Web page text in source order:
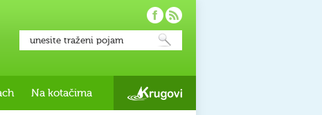
Na kotačima